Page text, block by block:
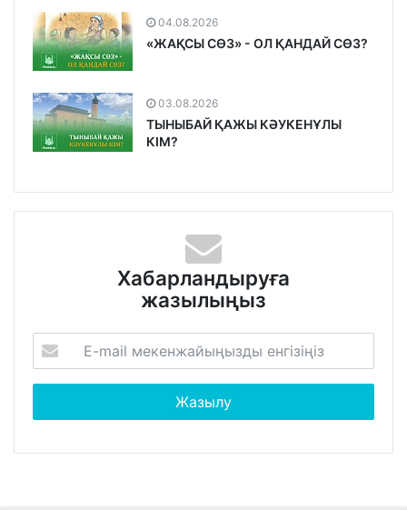
04.08.2026
«ЖАҚСЫ СӨЗ» - ОЛ ҚАНДАЙ СӨЗ?
03.08.2026
ТЫНЫБАЙ ҚАЖЫ КӘУКЕНҰЛЫ
КІМ?
Хабарландыруға
жазылыңыз